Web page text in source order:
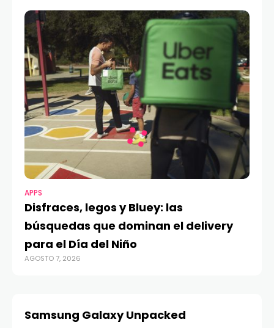
APPS
Disfraces, legos y Bluey: las
búsquedas que dominan el delivery
para el Día del Niño
AGOSTO 7, 2026
Samsung Galaxy Unpacked